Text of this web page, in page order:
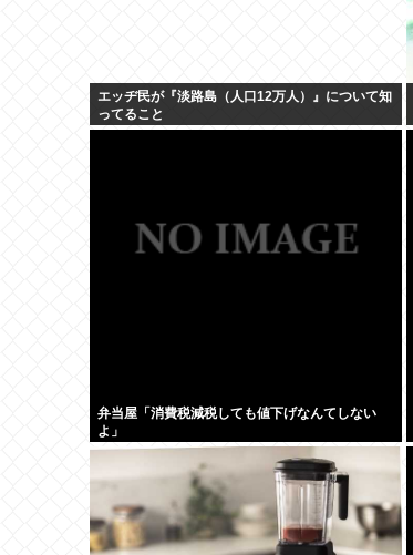
エッヂ民が『淡路島（人口12万人）』について知
ってること
弁当屋「消費税減税しても値下げなんてしない
よ」